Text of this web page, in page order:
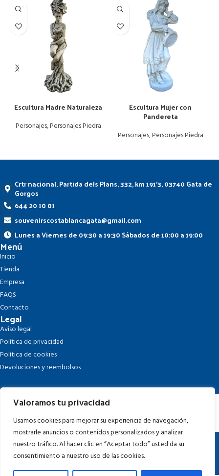
Valoramos tu privacidad
Usamos cookies para mejorar su experiencia de navegación,
mostrarle anuncios o contenidos personalizados y analizar
nuestro tráfico. Al hacer clic en “Aceptar todo” usted da su
consentimiento a nuestro uso de las cookies.
Escultura Madre Naturaleza
Personajes,Personajes Piedra
Escultura Mujer con
Pandereta
Personajes,Personajes Piedra
Crtr nacional, Partida dels Plans, 332, km 191'3, 03740 Gata de
Gorgos
644 20 10 01
souvenirscostablancagata@gmail.com
Lunes a Viernes de 09:30 a 19:30 Sábados de 10:00 a 19:00
Menú
Inicio
Tienda
Empresa
FAQS
Contacto
Legal
Aviso legal
Política de privacidad
Política de cookies
Devoluciones y reembolsos
Todos los derechos reservadosSouvenirs costa blanca. Página web
realizada porTuacte